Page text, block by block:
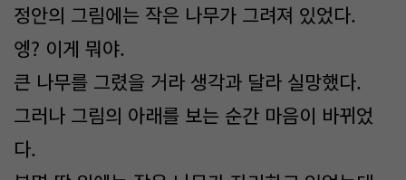
정안의 그림에는 작은 나무가 그려져 있었다.
엥? 이게 뭐야.
큰 나무를 그렸을 거라 생각과 달라 실망했다.
그러나 그림의 아래를 보는 순간 마음이 바뀌었
다.